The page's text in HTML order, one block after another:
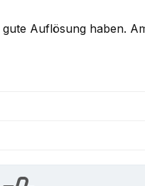
Auflösung haben.